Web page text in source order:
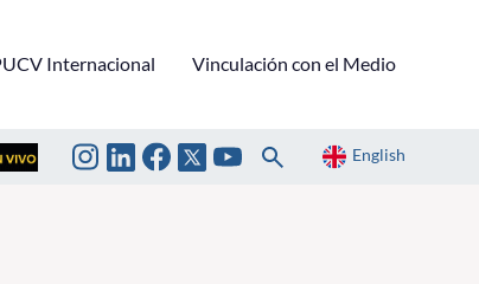
Internacional Vinculación con el Medio
English